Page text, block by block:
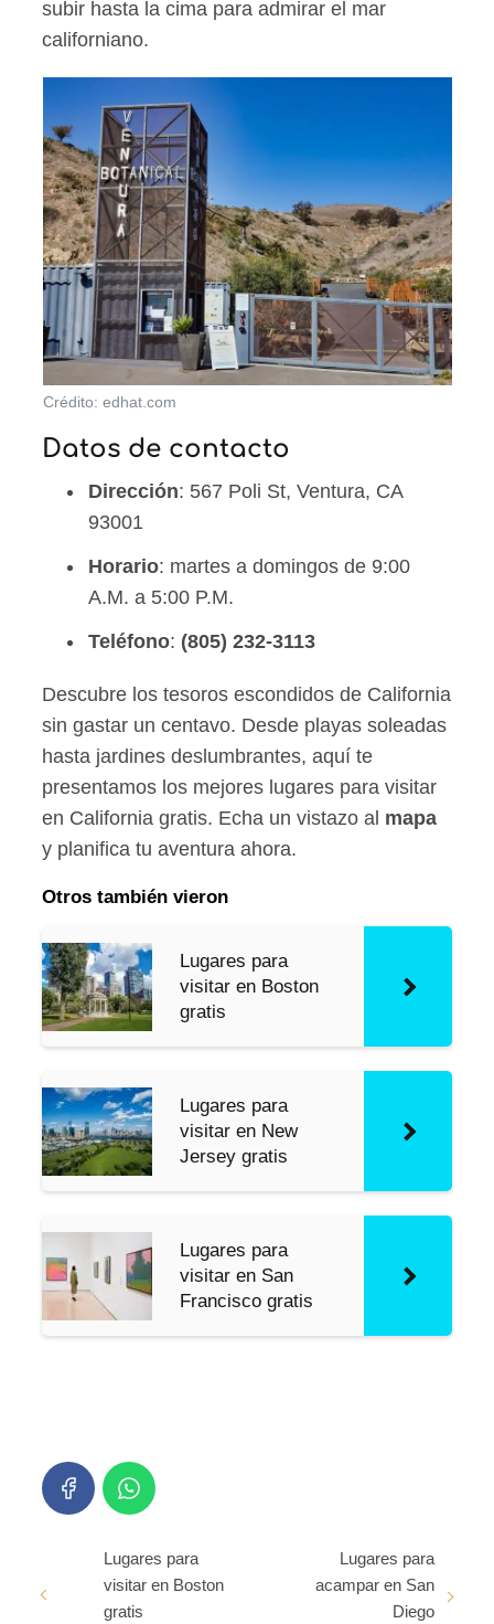
subir hasta la cima para admirar el mar
californiano.
Crédito: edhat.com
Datos de contacto
Dirección: 567 Poli St, Ventura, CA
93001
Horario: martes a domingos de 9:00
A.M. a 5:00 P.M.
Teléfono: (805) 232-3113
Descubre los tesoros escondidos de California
sin gastar un centavo. Desde playas soleadas
hasta jardines deslumbrantes, aquí te
presentamos los mejores lugares para visitar
en California gratis. Echa un vistazo al mapa
y planifica tu aventura ahora.
Otros también vieron
Lugares para
visitar en Boston
gratis
Lugares para
visitar en New
Jersey gratis
Lugares para
visitar en San
Francisco gratis
Lugares para
visitar en Boston
gratis
Lugares para
acampar en San
Diego